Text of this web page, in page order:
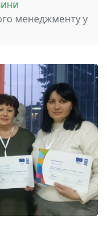
менеджменту у